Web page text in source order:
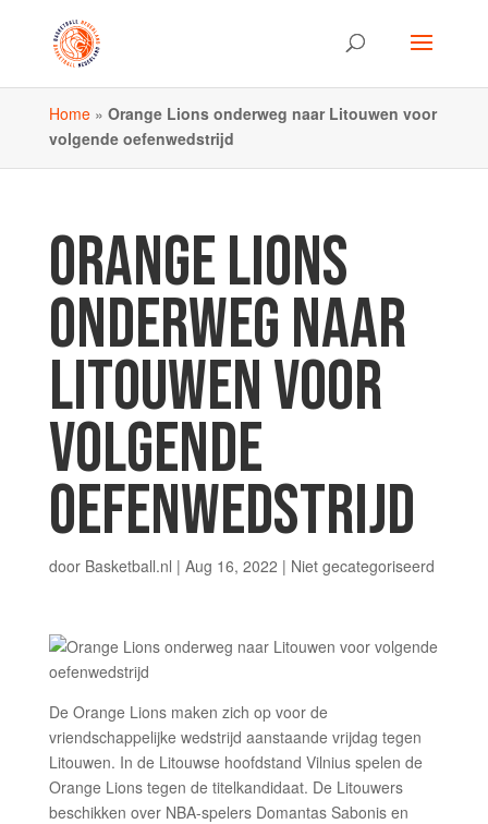
Home» Orange Lions onderweg naar Litouwen voor
volgende oefenwedstrijd
ORANGE LIONS
ONDERWEG NAAR
LITOUWEN VOOR
VOLGENDE
OEFENWEDSTRIJD
door Basketball.nl | Aug 16, 2022 | Niet gecategoriseerd
De Orange Lions maken zich op voor de
vriendschappelijke wedstrijd aanstaande vrijdag tegen
Litouwen. In de Litouwse hoofdstand Vilnius spelen de
Orange Lions tegen de titelkandidaat. De Litouwers
beschikken over NBA-spelers Domantas Sabonis en